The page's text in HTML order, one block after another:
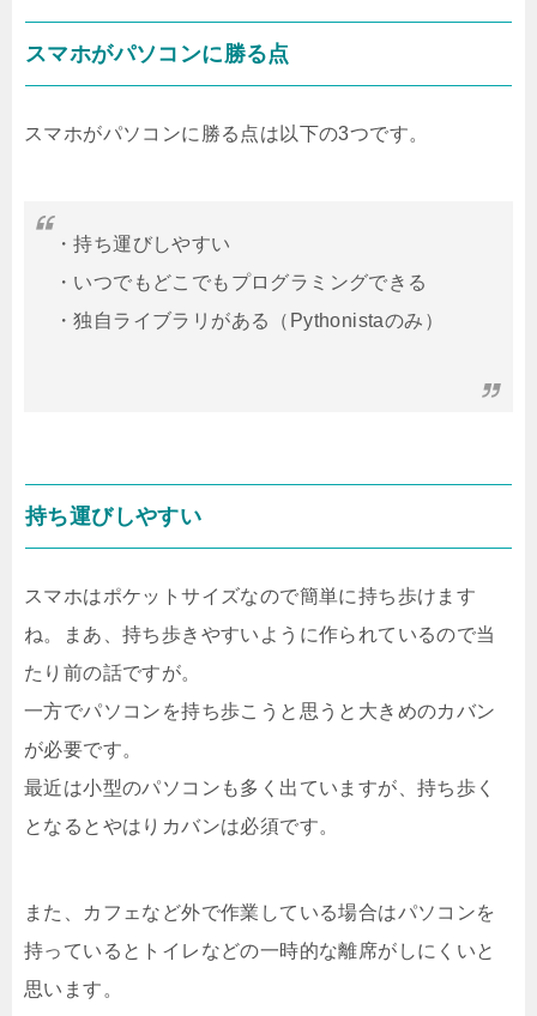
スマホがパソコンに勝る点
スマホがパソコンに勝る点は以下の3つです。
・持ち運びしやすい
・いつでもどこでもプログラミングできる
・独自ライブラリがある（Pythonistaのみ）
持ち運びしやすい
スマホはポケットサイズなので簡単に持ち歩けます
ね。まあ、持ち歩きやすいように作られているので当
たり前の話ですが。
一方でパソコンを持ち歩こうと思うと大きめのカバン
が必要です。
最近は小型のパソコンも多く出ていますが、持ち歩く
となるとやはりカバンは必須です。
また、カフェなど外で作業している場合はパソコンを
持っているとトイレなどの一時的な離席がしにくいと
思います。